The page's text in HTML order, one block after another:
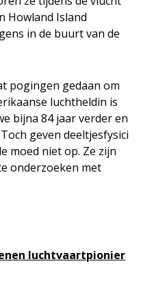
Howland Island
in de buurt van de
pogingen gedaan om
luchtheldin is
bijna 84 jaar verder en
geven deeltjesfysici
moed niet op. Ze zijn
onderzoeken met
luchtvaartpionier